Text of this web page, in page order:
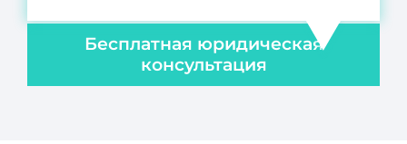
Бесплатная юридическая
консультация